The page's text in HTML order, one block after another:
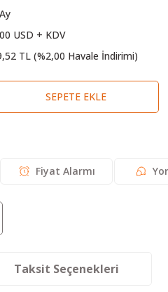
USD + KDV
TL (%2,00 Havale İndirimi)
SEPETE EKLE
Fiyat Alarmı
Taksit Seçenekleri